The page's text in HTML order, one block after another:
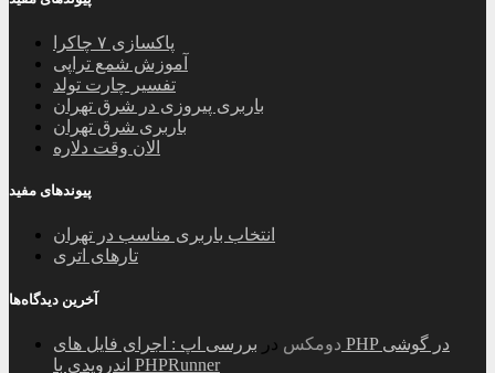
پاکسازی ۷ چاکرا
آموزش شمع تراپی
تفسیر چارت تولد
باربری پیروزی در شرق تهران
باربری شرق تهران
الان وقت دلاره
پیوندهای مفید
انتخاب باربری مناسب در تهران
تارهای اتری
آخرین دیدگاه‌ها
دومکس در بررسی اپ : اجرای فایل های PHP در گوشی
اندرویدی با PHPRunner